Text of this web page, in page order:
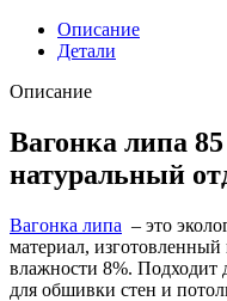
Описание
Детали
Описание
Вагонка липа
натуральный
Вагонка липа – это
материал, изготовленный
влажности 8%. Подходит
для обшивки стен и